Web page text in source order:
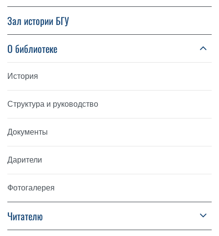
Зал истории БГУ
О библиотеке
История
Структура и руководство
Документы
Дарители
Фотогалерея
Читателю